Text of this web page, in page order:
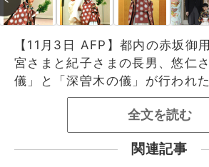
【11月3日 AFP】都内の赤坂御
宮さまと紀子さまの長男、悠仁
儀」と「深曽木の儀」が行われた
全文を読む
関連記事